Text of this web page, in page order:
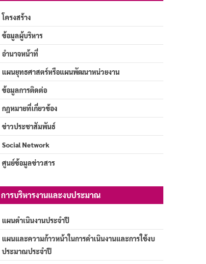
โครงสร้าง
ข้อมูลผู้บริหาร
อำนาจหน้าที่
แผนยุทธศาสตร์หรือแผนพัฒนาหน่วยงาน
ข้อมูลการติดต่อ
กฎหมายที่เกี่ยวข้อง
ข่าวประชาสัมพันธ์
Social Network
ศูนย์ข้อมูลข่าวสาร
การบริหารงานและงบประมาณ
แผนดำเนินงานประจำปี
แผนและความก้าวหน้าในการดำเนินงานและการใช้งบ
ประมาณประจำปี